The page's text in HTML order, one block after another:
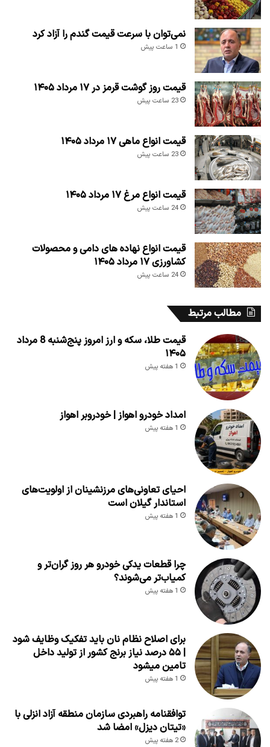
نمی‌توان با سرعت قیمت گندم را آزاد کرد
1 ساعت پیش
قیمت روز گوشت قرمز در ۱۷ مرداد ۱۴۰۵
23 ساعت پیش
قیمت انواع ماهی ۱۷ مرداد ۱۴۰۵
23 ساعت پیش
قیمت انواع مرغ ۱۷ مرداد ۱۴۰۵
24 ساعت پیش
قیمت انواع نهاده های دامی و محصولات
کشاورزی ۱۷ مرداد ۱۴۰۵
24 ساعت پیش
مطالب مرتبط
قیمت طلا، سکه و ارز امروز پنج‌شنبه 8 مرداد
۱۴۰۵
1 هفته پیش
امداد خودرو اهواز | خودروبر اهواز
1 هفته پیش
احیای تعاونی‌های مرزنشینان از اولویت‌های
استاندار گیلان است
1 هفته پیش
چرا قطعات یدکی خودرو هر روز گران‌تر و
کمیاب‌تر می‌شوند؟
1 هفته پیش
برای اصلاح نظام نان باید تفکیک وظایف شود
| ۵۵ درصد نیاز برنج کشور از تولید داخل
تامین میشود
1 هفته پیش
توافقنامه راهبردی سازمان منطقه آزاد انزلی با
«تیتان دیزل» امضا شد
2 هفته پیش